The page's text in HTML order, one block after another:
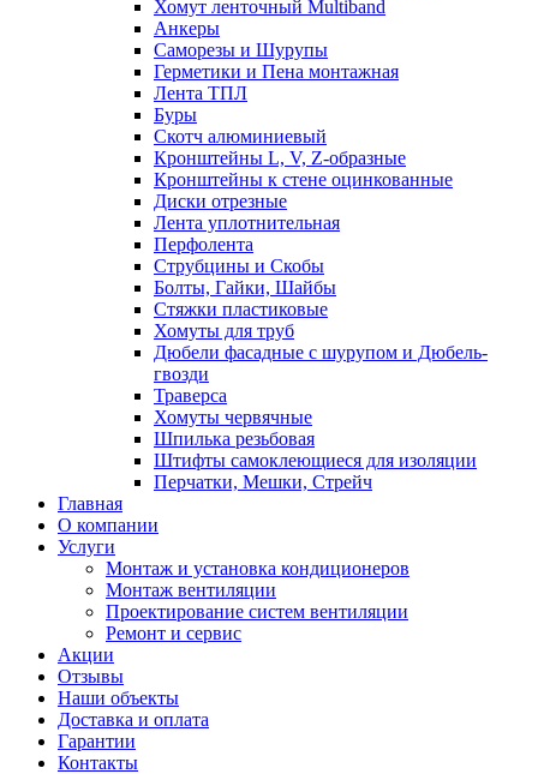
Хомут ленточный Multiband
Анкеры
Саморезы и Шурупы
Герметики и Пена монтажная
Лента ТПЛ
Буры
Скотч алюминиевый
Кронштейны L, V, Z-образные
Кронштейны к стене оцинкованные
Диски отрезные
Лента уплотнительная
Перфолента
Струбцины и Скобы
Болты, Гайки, Шайбы
Стяжки пластиковые
Хомуты для труб
Дюбели фасадные с шурупом и Дюбель-
гвозди
Траверса
Хомуты червячные
Шпилька резьбовая
Штифты самоклеющиеся для изоляции
Перчатки, Мешки, Стрейч
Главная
О компании
Услуги
Монтаж и установка кондиционеров
Монтаж вентиляции
Проектирование систем вентиляции
Ремонт и сервис
Акции
Отзывы
Наши объекты
Доставка и оплата
Гарантии
Контакты